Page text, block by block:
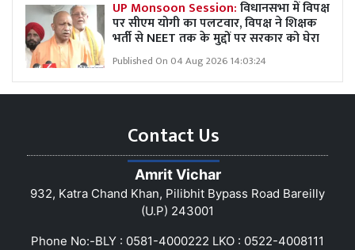
UP Monsoon Session:विधानसभा में विपक्ष
पर सीएम योगी का पलटवार, विपक्ष ने शिक्षक
भर्ती से NEET तक के मुद्दों पर सरकार को घेरा
Published On 04 Aug 2026 14:03:24
Contact Us
Amrit Vichar
932, Katra Chand Khan, Pilibhit Bypass Road Bareilly
(U.P) 243001
Phone No:-BLY : 0581-4000222 LKO : 0522-4008111